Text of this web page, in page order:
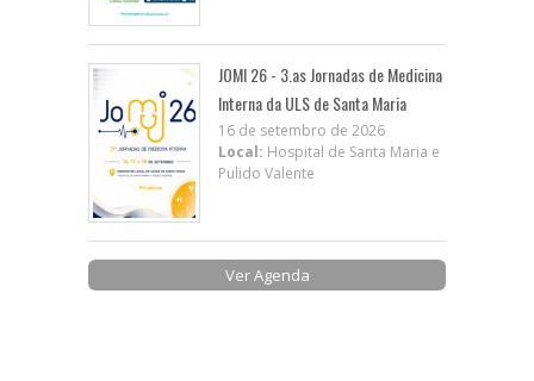
JOMI 26 - 3.as Jornadas de Medicina
Interna da ULS de Santa Maria
16 de setembro de 2026
Local: Hospital de Santa Maria e
Pulido Valente
Ver Agenda